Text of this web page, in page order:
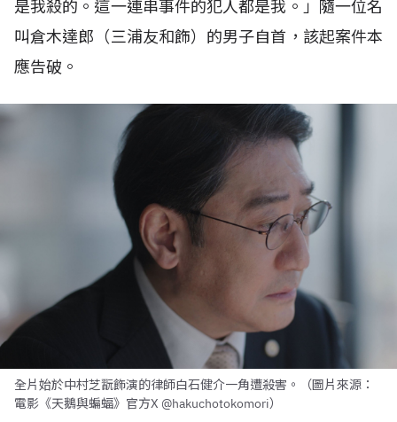
是我殺的。這一連串事件的犯人都是我。」隨一位名
叫倉木達郎（三浦友和飾）的男子自首，該起案件本
應告破。
全片始於中村芝翫飾演的律師白石健介一角遭殺害。（圖片來源：
電影《天鵝與蝙蝠》官方X @hakuchotokomori）